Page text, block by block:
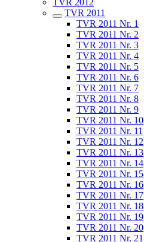
TVR 2012
TVR 2011
TVR 2011 Nr. 1
TVR 2011 Nr. 2
TVR 2011 Nr. 3
TVR 2011 Nr. 4
TVR 2011 Nr. 5
TVR 2011 Nr. 6
TVR 2011 Nr. 7
TVR 2011 Nr. 8
TVR 2011 Nr. 9
TVR 2011 Nr. 10
TVR 2011 Nr. 11
TVR 2011 Nr. 12
TVR 2011 Nr. 13
TVR 2011 Nr. 14
TVR 2011 Nr. 15
TVR 2011 Nr. 16
TVR 2011 Nr. 17
TVR 2011 Nr. 18
TVR 2011 Nr. 19
TVR 2011 Nr. 20
TVR 2011 Nr. 21